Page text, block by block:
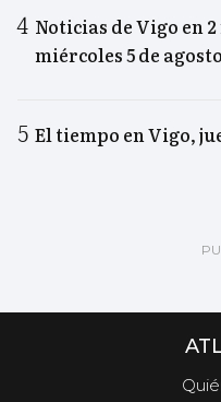
Noticias de Vigo en
miércoles 5 de agosto
El tiempo en Vigo,